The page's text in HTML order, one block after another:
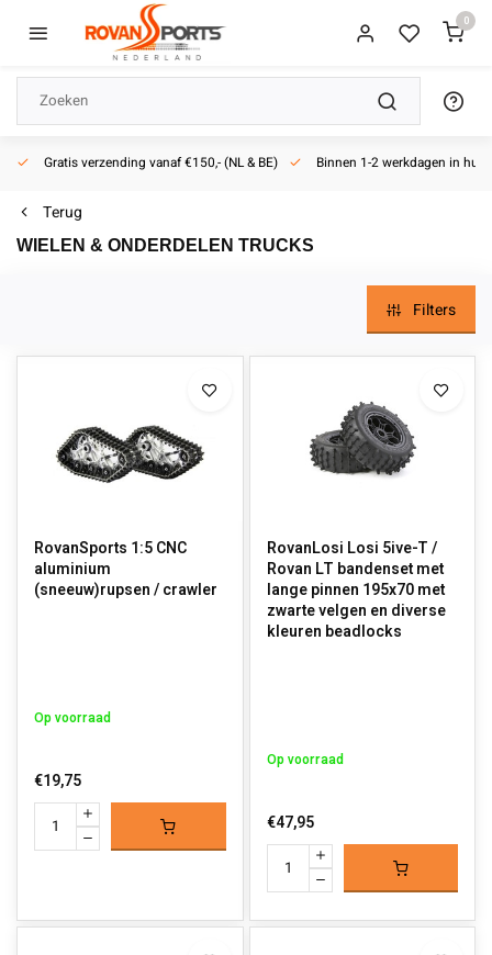
0
Gratis verzending vanaf €150,- (NL & BE) Binnen 1-2 werkdagen in huis
Terug
WIELEN & ONDERDELEN TRUCKS
Filters
RovanSports 1:5 CNC
aluminium
(sneeuw)rupsen / crawler
Op voorraad
€19,75
RovanLosi Losi 5ive-T /
Rovan LT bandenset met
lange pinnen 195x70 met
zwarte velgen en diverse
kleuren beadlocks
Op voorraad
€47,95